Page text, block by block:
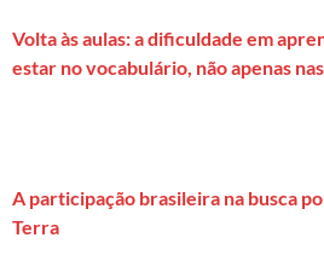
Volta às aulas: a dificuldade em
estar no vocabulário, não apenas
A participação brasileira na busca
Terra